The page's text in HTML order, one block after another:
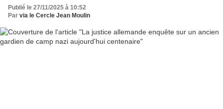
Publié le 27/11/2025 à 10:52
Par via le Cercle Jean Moulin